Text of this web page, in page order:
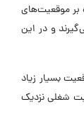
بر موقعیت‌های
نظر می‌گیرند و در این
بسیار زیاد
شغلی نزدیک